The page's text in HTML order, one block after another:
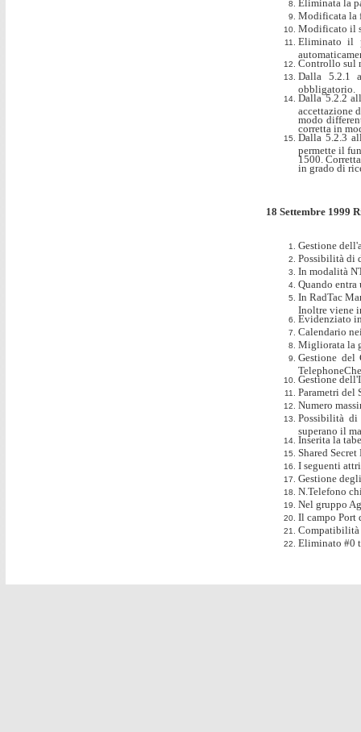
Eliminata la
Modificata la
Modificato il
Eliminato il
Controllo sul
Dalla 5.2.1
obbligatorio.
Dalla 5.2.2
accettazione
modo
corretta in
Dalla 5.2.3
permette il
1500.
in grado di
18 Settembre 1999
Gestione
Possibilità di
In modalità
Quando
In RadTac
Inoltre viene
Evidenziato
Calendario
Migliorata la
Gestione
Gestione
Parametri del
Numero
Possibilità di
superano il
Inserita la
Shared
I seguenti
Gestione
N.Telefono
Nel gruppo
Il campo Port
Compatibilità
Eliminato #0